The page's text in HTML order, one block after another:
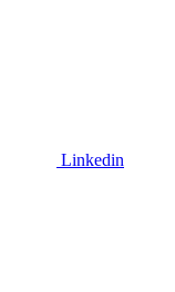
Linkedin